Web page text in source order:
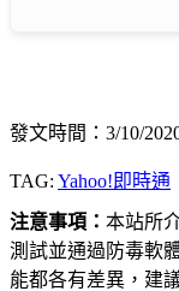
發文時間：3/10/
TAG: Yahoo!即時通
注意事項： 本站所
測試並通過防毒軟
能都各有差異，建